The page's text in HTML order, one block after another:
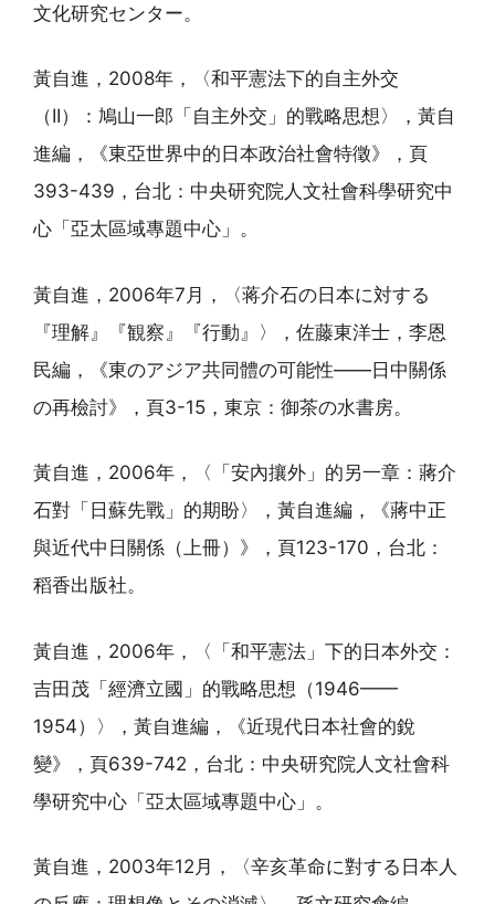
文化研究センター。
黃自進，2008年，〈和平憲法下的自主外交
（II）：鳩山一郎「自主外交」的戰略思想〉，黃自
進編，《東亞世界中的日本政治社會特徵》，頁
393-439，台北：中央研究院人文社會科學研究中
心「亞太區域專題中心」。
黃自進，2006年7月，〈蒋介石の日本に対する
『理解』『観察』『行動』〉，佐藤東洋士，李恩
民編，《東のアジア共同體の可能性——日中關係
の再檢討》，頁3-15，東京：御茶の水書房。
黃自進，2006年，〈「安內攘外」的另一章：蔣介
石對「日蘇先戰」的期盼〉，黃自進編，《蔣中正
與近代中日關係（上冊）》，頁123-170，台北：
稻香出版社。
黃自進，2006年，〈「和平憲法」下的日本外交：
吉田茂「經濟立國」的戰略思想（1946——
1954）〉，黃自進編，《近現代日本社會的銳
變》，頁639-742，台北：中央研究院人文社會科
學研究中心「亞太區域專題中心」。
黃自進，2003年12月，〈辛亥革命に對する日本人